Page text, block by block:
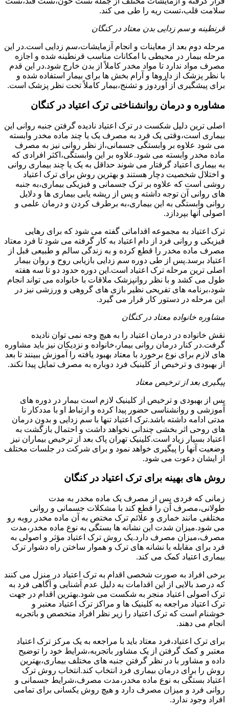
سلامت قلب،تست ریه را طی می کند.
قرنطینه و سم زدایی بدن معتاد در کنگان
مرحله دوم بعد از معاینات و انجام آزمایشات،سم زدایی است.در این
مرحله بیمار در محیطی با امکانات مناسب قرنطینه شده و اجازه
مصرف مواد ندارد تا مواد مخدر کاملاً از بدن خارج شود.در این قدم
با نظر پزشک از داروها و آرام بخش ها برای بیمار استفاده شده و
برای پیشگیری از اُوردوز و تشنج،بیمار کاملاً تحت نظر پزشک است.
مشاوره و درمان روانشناختی ترک اعتیاد در کنگان
اصلی ترین دلیل شکست در ترک اعتیاد نادیده گرفتن جنبه روانی این
بیماری است،وقتی یک فرد به مصرف یک یا چند ماده مخدر وابسته
می شود علاوه بر وابستگی جسمانی،از نظر روانی نیز به مصرف
ماده مخدر وابسته می شود.علاوه بر این وابستگی،اکثر افرادی که
به بیماری اعتیاد گرفتار می شوند حداقل به یک یا چند بیماری روانی
و اختلال شخصیت دچار هستند و بهترین روش برای ترک اعتیاد
روشی است که علاوه بر ترک جسمانی و فیزیکی بیماری،به جنبه
های روانی آن توجه داشته و پس از ریشه یابی بیماری ها و دلایل
روانی وابستگی به این بیماری،به برطرف کردن و درمان علمی و
اصولی آنها بپردازد.
ترک اعتیاد به مجموعه اقداماتی گفته می شود که برای رهایی
فیزیکی و روانی فرد از دام اعتیاد به کار گرفته می شود تا فرد معتاد
مصرف ماده مخدر را قطع کرده و به زندگی سالم و طبیعی قبل از
اعتیاد برسد.پس از طی دوره سم زدایی بازیابی روح و روان بیمار
اصلی ترین مرحله ترک اعتیاد است.این دوره حدود دو تا سه هفته
طول می کشد و با نظر روانپزشک ملاقات با خانواده می تواند انجام
شود،برنامه های تفریحی نظیر بازی های گروهی و ورزشی نیز در
این مرحله در دستور کار قرار می گیرد.
مشاوره خانواده معتاد در کنگان
نقش خانواده در درمان اعتیاد را به هیچ وجه نمی توان نادیده
گرفت.در کنار درمان روانی بیمار،خانواده و نزدیکان نیز باید مشاوره
های لازم برای نوع برخورد با معتاد بهبود یافته را آموزش ببینند تا بعد
از بهبودی و ترخیص از کلینیک فرد دوباره به مصرف تمایل پیدا نکند.
پیگیری بعد از ترخیص معتاد
پس از بهبودی و ترخیص از کلینیک لازم است بیمار در دوره های
آموزشی و روانشناسی حضور پیدا کرده و ارتباط او با مددکار تا
مدتی ادامه داشته باشد.ترک اعتیاد تنها با سم زدایی و بدون درمان
های روحی اثر بخشی چندانی نخواهد داشت و احتمال بازگشت به
اعتیاد بسیار زیاد است.کلینیک تهران پاک بعد از ترخیص بیماران نیز
وضعیت آنها را پیگیری خواهد نمود و برای شرکت در جلسات مختلف
از ایشان دعوت می شود.
روش های بهینه برای ترک اعتیاد در کنگان
زمانی که فردی پس از مصرف یک ماده مخدر به مدت
طولانی،مصرف آن را قطع کند با مشکلات جسمانی و روانی
مختلفی مانند خماری و علائم ترک مختص به آن ماده مخدر روبه رو
می شود.میزان شدت این نشانه ها بستگی به نوع ماده مخدر،مدت
مصرف،میزان مصرف دارد.یک روش ترک اعتیاد مؤثر و اصولی به
فرد برای مقابله با نشانه های ترک و هموار ساختن راه دشوار ترک
بیماری اعتیاد کمک می کند.
برخی افراد به صورت شخصی اقدام به ترک اعتیاد در منزل می کنند
که درصد بالایی از این اقدامات به دلیل عدم آشنایی و آگاهی فرد به
ترک اصولی اعتیاد منجر به شکست می شود.بهترین اقدام در جهت
ترک اعتیاد مراجعه به کلینیک ها و مراکز ترک اعتیاد معتبر و
خوشنام است که ترک اعتیاد را زیر نظر افراد متخصص و باتجربه
انجام می دهند.
برای ترک اعتیاد،فرد معتاد باید با مراجعه به یک مرکز ترک اعتیاد
معتبر و کمک گرفتن از یک مشاور باتجربه،شرایط خود را توضیح
داده و مشاور با در نظر گرفتن جنبه های مختلف بیماری،بهترین
روش را برای درمان بیماری فرد انتخاب کند.انتخاب روش ترک
اعتیاد بستگی به نوع ماده مخدر،مدت مصرف،شرایط جسمانی و
روانی فرد و میزان مصرف دارد و هیچ روش یکسانی برای تمامی
افراد وجود ندارد.